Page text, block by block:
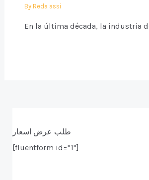
By Reda assi
En la última década, la industria
طلب عرض اسعار
[fluentform id="1"]